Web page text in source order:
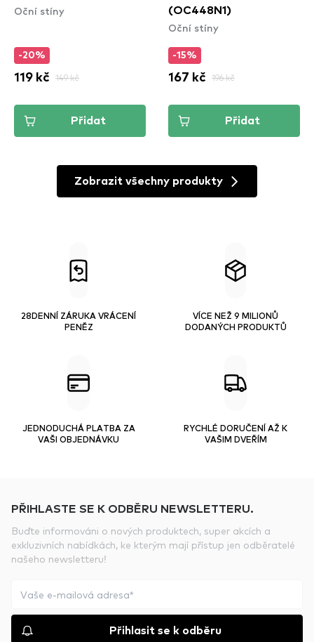
Oční stíny
-20%
119 kč 149 kč
Přidat
(OC448N1)
Oční stíny
-15%
167 kč 196 kč
Přidat
Zobrazit všechny produkty
28DENNÍ ZÁRUKA VRÁCENÍ
PENĚZ
VÍCE NEŽ 9 MILIONŮ
DODANÝCH PRODUKTŮ
JEDNODUCHÁ PLATBA ZA
VAŠI OBJEDNÁVKU
RYCHLÉ DORUČENÍ AŽ K
VAŠIM DVEŘÍM
PŘIHLASTE SE K ODBĚRU NEWSLETTERU.
Buďte informováni o nových produktech, super akcích a
exkluzivních nabídkách, ke kterým mají přístup jen odběratelé
našeho newsletteru!
Přihlasit se k odběru